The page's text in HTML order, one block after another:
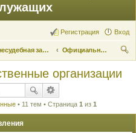
Вход
Регистрация
Внесудебная защита прав
Официальные государственные организации
организации
• 11 тем • Страница 1 из 1